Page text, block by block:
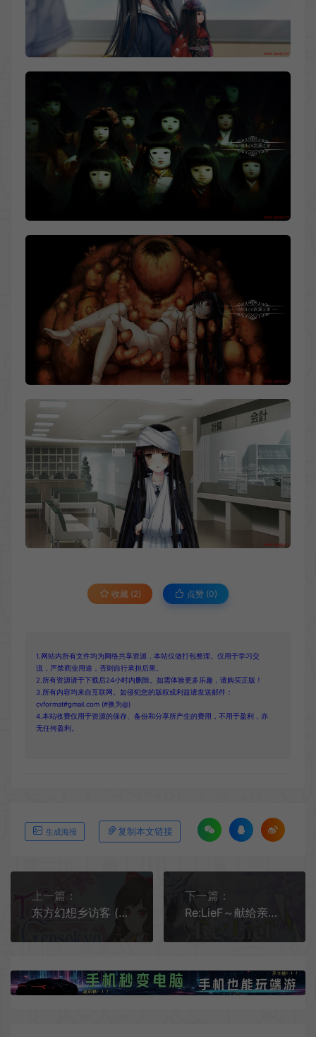
收藏 (2) 点赞 (0)
1.网站内所有文件均为网络共享资源，本站仅做打包整理。仅用于学习交
流，严禁商业用途，否则自行承担后果。
2.所有资源请于下载后24小时内删除。如需体验更多乐趣，请购买正版！
3.所有内容均来自互联网。如侵犯您的版权或利益请发送邮件：
cvformat#gmail.com (#换为@)
4.本站收费仅用于资源的保存、备份和分享所产生的费用，不用于盈利，亦
无任何盈利。
生成海报 复制本文链接
上一篇：
东方幻想乡访客 (Touhou Gensokyo Visitor) 简中|PC|动漫风格冒险RPG游戏
下一篇：
Re:LieF～献给亲爱的你～(Re:LieF)卡通美少女视觉小说游戏|下载